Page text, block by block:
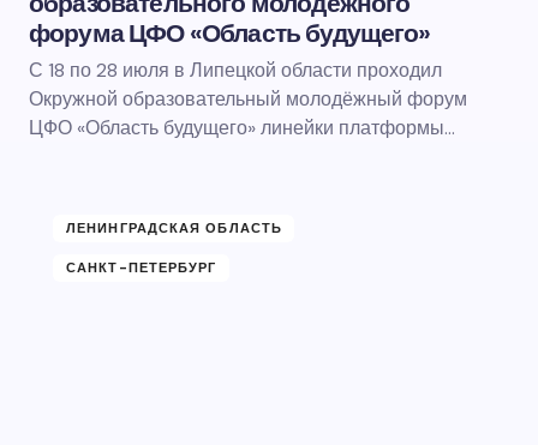
форума ЦФО «Область будущего»
С 18 по 28 июля в Липецкой области проходил
Окружной образовательный молодёжный форум
ЦФО «Область будущего» линейки платформы…
ЛЕНИНГРАДСКАЯ ОБЛАСТЬ
САНКТ-ПЕТЕРБУРГ